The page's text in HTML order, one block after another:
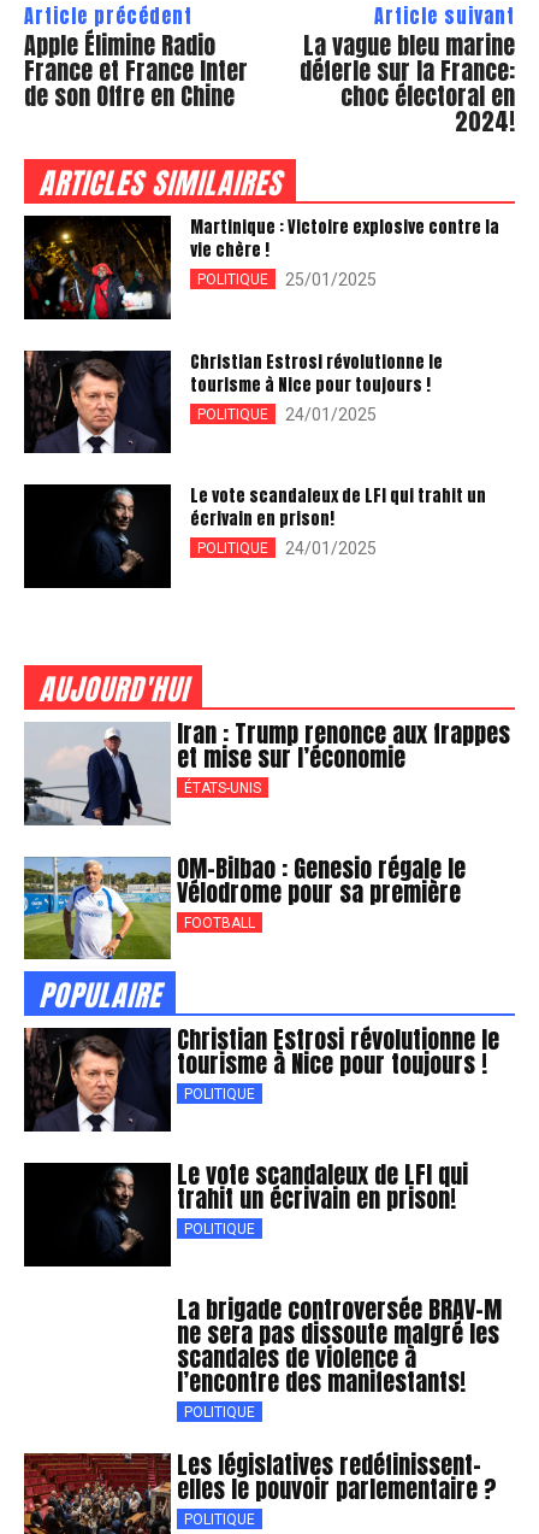
Article précédent
Apple Élimine Radio
France et France Inter
de son Offre en Chine
Article suivant
La vague bleu marine
déferle sur la France:
choc électoral en
2024!
ARTICLES SIMILAIRES
Martinique : Victoire explosive contre la
vie chère !
POLITIQUE 25/01/2025
Christian Estrosi révolutionne le
tourisme à Nice pour toujours !
POLITIQUE 24/01/2025
Le vote scandaleux de LFI qui trahit un
écrivain en prison!
POLITIQUE 24/01/2025
AUJOURD'HUI
Iran : Trump renonce aux frappes
et mise sur l’économie
ÉTATS-UNIS
OM-Bilbao : Genesio régale le
Vélodrome pour sa première
FOOTBALL
POPULAIRE
Christian Estrosi révolutionne le
tourisme à Nice pour toujours !
POLITIQUE
Le vote scandaleux de LFI qui
trahit un écrivain en prison!
POLITIQUE
La brigade controversée BRAV-M
ne sera pas dissoute malgré les
scandales de violence à
l’encontre des manifestants!
POLITIQUE
Les législatives redéfinissent-
elles le pouvoir parlementaire ?
POLITIQUE